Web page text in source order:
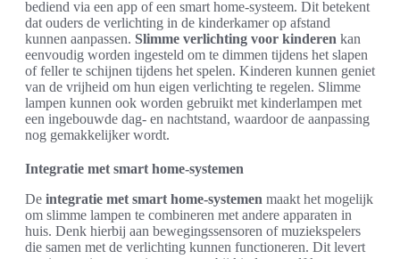
bediend via een app of een smart home-systeem. Dit betekent
dat ouders de verlichting in de kinderkamer op afstand
kunnen aanpassen. Slimme verlichting voor kinderen kan
eenvoudig worden ingesteld om te dimmen tijdens het slapen
of feller te schijnen tijdens het spelen. Kinderen kunnen geniet
van de vrijheid om hun eigen verlichting te regelen. Slimme
lampen kunnen ook worden gebruikt met kinderlampen met
een ingebouwde dag- en nachtstand, waardoor de aanpassing
nog gemakkelijker wordt.
Integratie met smart home-systemen
De integratie met smart home-systemen maakt het mogelijk
om slimme lampen te combineren met andere apparaten in
huis. Denk hierbij aan bewegingssensoren of muziekspelers
die samen met de verlichting kunnen functioneren. Dit levert